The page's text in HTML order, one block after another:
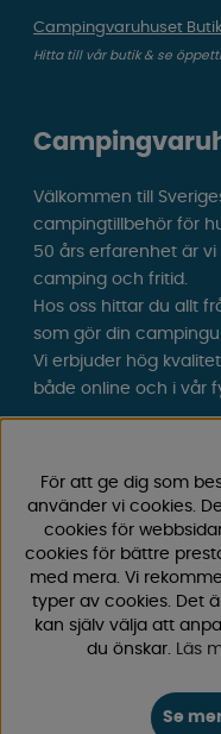
Campingvaruhuset
Hitta till vår butik & se
Välkommen till
campingtillbehör för
50 års erfarenhet är
camping och fritid.
Hos oss hittar du allt
som gör din
Vi erbjuder hög
både online och i vår
nyheter och
hos oss!
För att ge dig som
använder vi cookies.
cookies för
cookies för bättre
med mera. Vi
typer av cookies. Det
kan själv välja att
du önskar. Läs
Se